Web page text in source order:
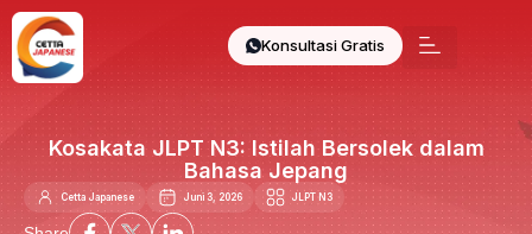
Konsultasi Gratis
Kosakata JLPT N3: Istilah Bersolek dalam
Bahasa Jepang
Cetta Japanese Juni 3, 2026 JLPT N3